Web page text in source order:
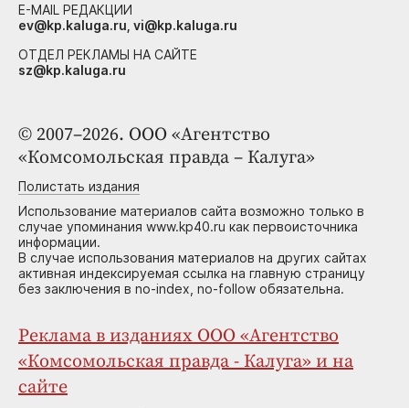
© 2007–2026. ООО «Агентство
«Комсомольская правда – Калуга»
Полистать издания
Использование материалов сайта возможно только в
случае упоминания www.kp40.ru как первоисточника
информации.
В случае использования материалов на других сайтах
активная индексируемая ссылка на главную страницу
без заключения в no-index, no-follow обязательна.
Реклама в изданиях ООО «Агентство
«Комсомольская правда - Калуга» и на
сайте
E-MAIL РЕДАКЦИИ
ev@kp.kaluga.ru, vi@kp.kaluga.ru
ОТДЕЛ РЕКЛАМЫ НА САЙТЕ
sz@kp.kaluga.ru